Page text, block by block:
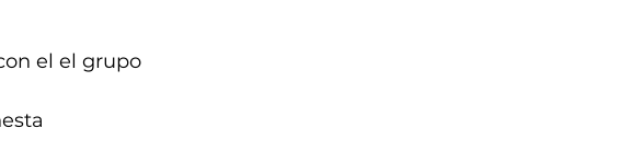
el el grupo